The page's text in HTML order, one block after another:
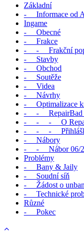
Základní
- Informace od
Ingame
- Obecné
- Frakce
- - Frakční
- Stavby
- Obchod
- Soutěže
- Videa
- Návrhy
- Optimalizace
- - RepairBad
- - - O
- - - Přihlášky
- Nábory
- - Nábor 06/
Problémy
- Bany & Jaily
- Soudní síň
- Žádost o unban
- Technické
Různé
- Pokec